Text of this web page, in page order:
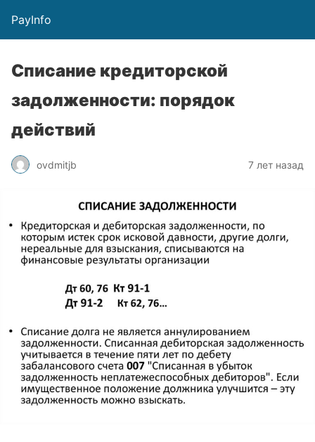
PayInfo
Списание кредиторской
задолженности: порядок
действий
ovdmitjb 7 лет назад